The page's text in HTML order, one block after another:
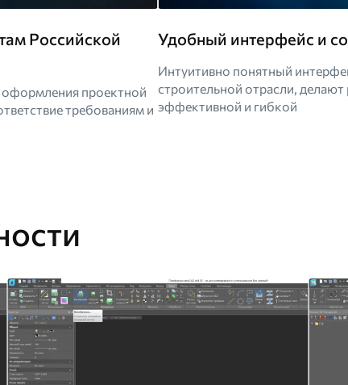
Российской
проектной
требованиям и
Удобный интерфейс и
Интуитивно понятный
строительной отрасли,
эффективной и гибкой